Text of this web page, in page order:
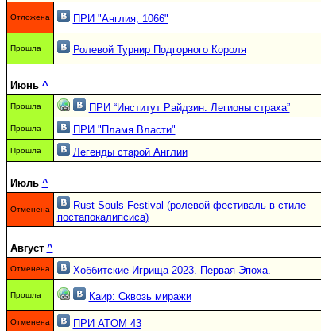
Отложена ПРИ "Англия, 1066"
Прошла Ролевой Турнир Подгорного Короля
Июнь ^
Прошла ПРИ “Институт Райдзин. Легионы страха”
Прошла ПРИ "Пламя Власти"
Прошла Легенды старой Англии
Июль ^
Отменена
Rust Souls Festival (ролевой фестиваль в стиле
постапокалипсиса)
Август ^
Отменена Хоббитские Игрища 2023. Первая Эпоха.
Прошла Каир: Cквозь миражи
Отменена ПРИ ATOM 43